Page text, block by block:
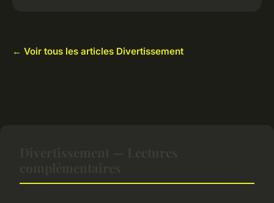
← Voir tous les articles Divertissement